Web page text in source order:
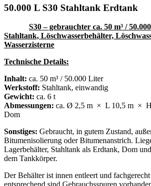
50.000 L S30 Stahltank Erdtank
S30 – gebrauchter ca. 50 m³ /
Stahltank, Löschwasserbehälter,
Wasserzisterne
Technische Details:
Inhalt: ca. 50 m³ / 50.000 Liter
Werkstoff: Stahltank, einwandig
Gewicht: ca. 6 t
Abmessungen: ca. Ø 2,5 m × L 10,5 m × H
Dom
Sonstiges: Gebraucht, in gutem Zustand,
Bitumenisolierung oder Bitumenanstrich.
Lagerbehälter, Stahltank als Erdtank, Dom
dem Tankkörper.
Der Behälter ist innen entleert und
entsprechend sind Gebrauchsspuren